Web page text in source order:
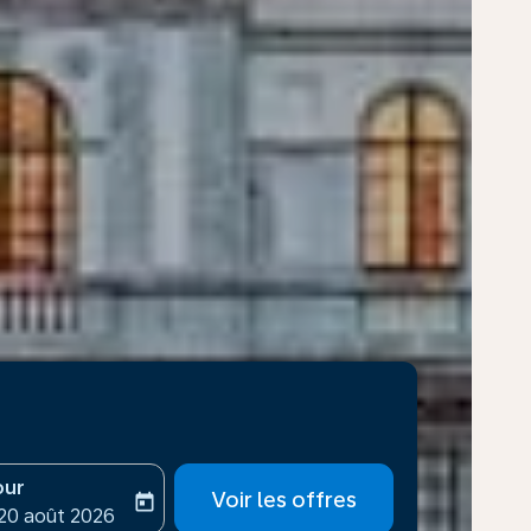
aria-labelreturn-date-aria-label
août 2026
today Voir les offres